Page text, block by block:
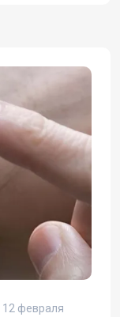
12 февраля